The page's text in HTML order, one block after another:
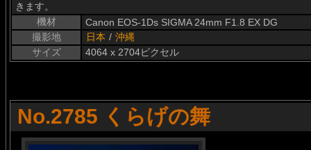
きます。
機材
Canon EOS-1Ds SIGMA 24mm F1.8 EX DG
撮影地
日本 / 沖縄
サイズ
4064 x 2704ピクセル
No.2785 くらげの舞